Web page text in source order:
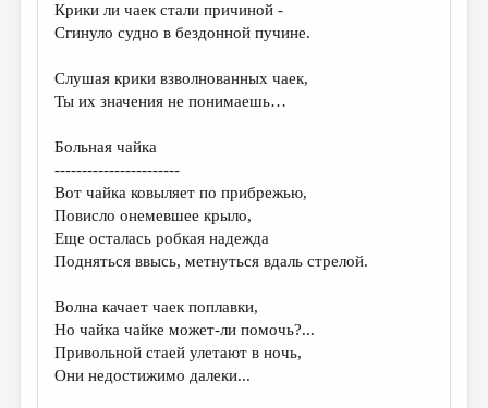
ОБЪЯВЛЕНИЯ
КОЛОНКА РЕДАКТОРА
РЕДКОЛЛЕГИЯ
ОТ РЕДАКЦИИ
МАЛАЯ ПРОЗА
ЭССЕИСТИКА
ЛИТЕРАТУРОВЕДЕНИЕ
ПУБЛИЦИСТИКА
РЕЦЕНЗИРОВАНИЕ
Крики ли чаек стали причиной -
Сгинуло судно в бездонной пучине.
Слушая крики взволнованных чаек,
Ты их значения не понимаешь…
Больная чайка
-----------------------
Вот чайка ковыляет по прибрежью,
Повисло онемевшее крыло,
Еще осталась робкая надежда
Подняться ввысь, метнуться вдаль стрелой.
Волна качает чаек поплавки,
Но чайка чайке может-ли помочь?...
Привольной стаей улетают в ночь,
Они недостижимо далеки...